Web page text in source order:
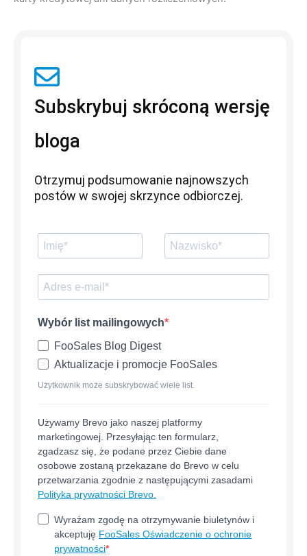
Subskrybuj skróconą wersję
bloga
Otrzymuj podsumowanie najnowszych
postów w swojej skrzynce odbiorczej.
Wybór list mailingowych
FooSales Blog Digest
Aktualizacje i promocje FooSales
Użytkownik może subskrybować wiele list.
Używamy Brevo jako naszej platformy
marketingowej. Przesyłając ten formularz,
zgadzasz się, że podane przez Ciebie dane
osobowe zostaną przekazane do Brevo w celu
przetwarzania zgodnie z następującymi zasadami
Polityka prywatności Brevo.
Wyrażam zgodę na otrzymywanie biuletynów i
akceptuję FooSales Oświadczenie o ochronie
prywatności